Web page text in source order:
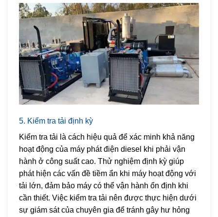
5. Kiểm tra tải định kỳ
Kiểm tra tải là cách hiệu quả để xác minh khả năng
hoạt động của máy phát điện diesel khi phải vận
hành ở công suất cao. Thử nghiệm định kỳ giúp
phát hiện các vấn đề tiềm ẩn khi máy hoạt động với
tải lớn, đảm bảo máy có thể vận hành ổn định khi
cần thiết. Việc kiểm tra tải nên được thực hiện dưới
sự giám sát của chuyên gia để tránh gây hư hỏng